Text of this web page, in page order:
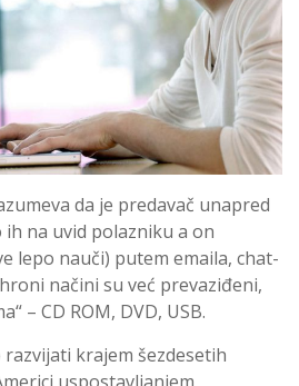
da je predavač unapred
na uvid polazniku a on
lepo nauči) putem emaila, chat-
načini su već prevaziđeni,
– CD ROM, DVD, USB.
krajem šezdesetih